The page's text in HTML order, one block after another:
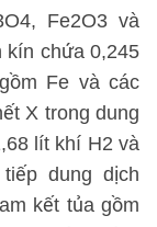
Fe2O3 và
kín chứa 0,245
Fe và các
X trong dung
lít khí H2 và
dung dịch
kết tủa gồm